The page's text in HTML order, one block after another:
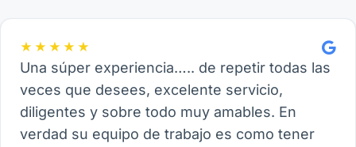
★★★★★
Una súper experiencia….. de repetir todas las
veces que desees, excelente servicio,
diligentes y sobre todo muy amables. En
verdad su equipo de trabajo es como tener